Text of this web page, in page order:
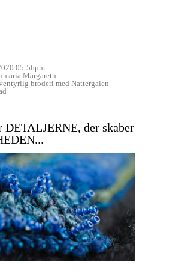
05:56pm
Margareth
broderi med Nattergalen
DETALJERNE, der skaber